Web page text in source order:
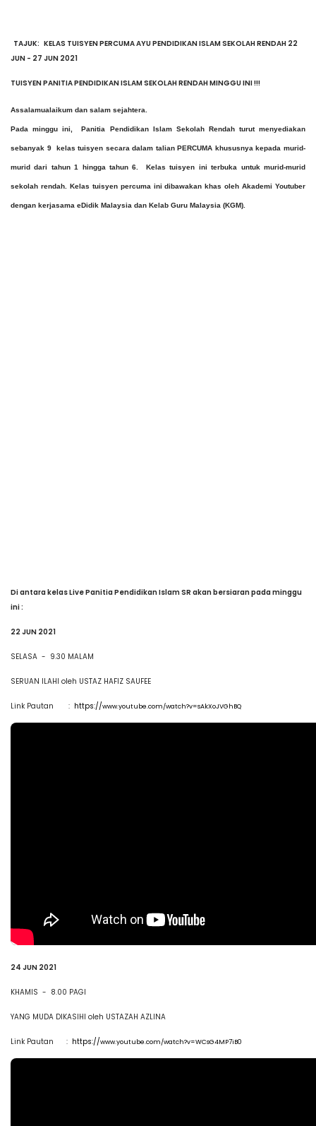
TAJUK: KELAS TUISYEN PERCUMA AYU PENDIDIKAN ISLAM SEKOLAH RENDAH 22
JUN - 27 JUN 2021
TUISYEN PANITIA PENDIDIKAN ISLAM SEKOLAH RENDAH MINGGU INI !!!
Assalamualaikum dan salam sejahtera.
Pada minggu ini,  Panitia Pendidikan Islam Sekolah Rendah turut menyediakan
sebanyak 9  kelas tuisyen secara dalam talian PERCUMA khususnya kepada murid-
murid dari tahun 1 hingga tahun 6.  Kelas tuisyen ini terbuka untuk murid-murid
sekolah rendah. Kelas tuisyen percuma ini dibawakan khas oleh Akademi Youtuber
dengan kerjasama eDidik Malaysia dan Kelab Guru Malaysia (KGM).
Di antara kelas Live Panitia Pendidikan Islam SR akan bersiaran pada minggu
ini :
22 JUN 2021
SELASA - 9.30 MALAM
SERUAN ILAHI oleh USTAZ HAFIZ SAUFEE
Link Pautan : https://www.youtube.com/watch?v=sAkXoJVGhBQ
24 JUN 2021
KHAMIS - 8.00 PAGI
YANG MUDA DIKASIHI oleh USTAZAH AZLINA
Link Pautan : https://www.youtube.com/watch?v=WCsG4MP7iB0